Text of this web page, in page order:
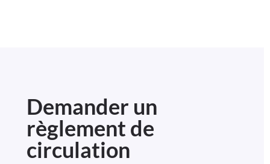
Demander un
règlement de
circulation